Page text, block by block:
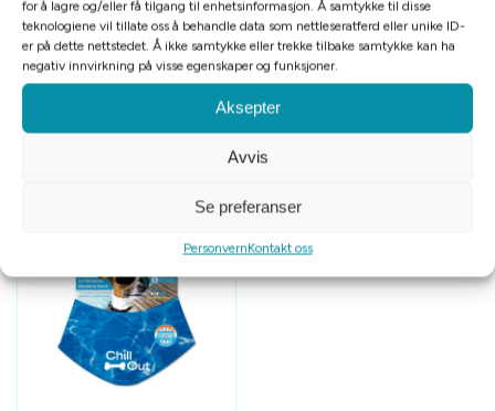
for å lagre og/eller få tilgang til enhetsinformasjon. Å samtykke til disse
teknologiene vil tillate oss å behandle data som nettleseratferd eller unike ID-
er på dette nettstedet. Å ikke samtykke eller trekke tilbake samtykke kan ha
negativ innvirkning på visse egenskaper og funksjoner.
Aksepter
Avvis
Se preferanser
PersonvernKontakt oss
Beaphar tåteflaskesett Flytevest crewsaver small